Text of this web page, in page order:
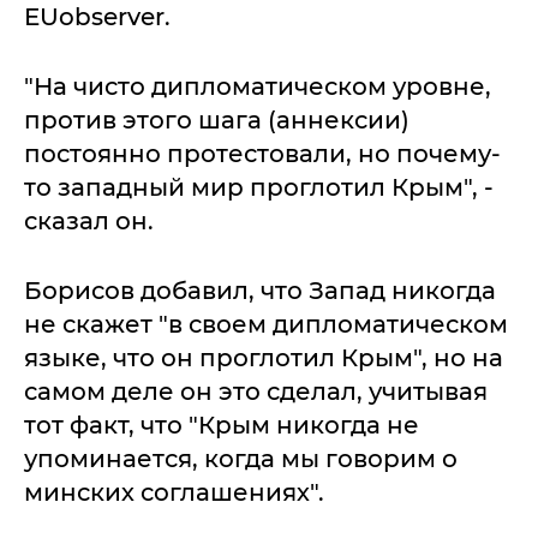
EUobserver.
"На чисто дипломатическом уровне,
против этого шага (аннексии)
постоянно протестовали, но почему-
то западный мир проглотил Крым", -
сказал он.
Борисов добавил, что Запад никогда
не скажет "в своем дипломатическом
языке, что он проглотил Крым", но на
самом деле он это сделал, учитывая
тот факт, что "Крым никогда не
упоминается, когда мы говорим о
минских соглашениях".